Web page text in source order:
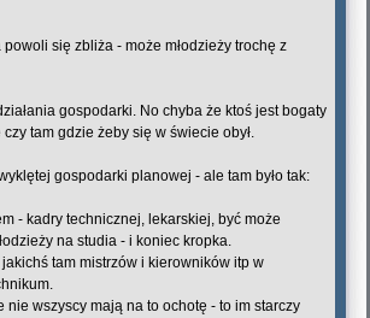
się zbliża - może młodzieży trochę z
gospodarki. No chyba że ktoś jest bogaty
tam gdzie żeby się w świecie obył.
gospodarki planowej - ale tam było tak:
- kadry technicznej, lekarskiej, być może
na studia - i koniec kropka.
tam mistrzów i kierowników itp w
wszyscy mają na to ochotę - to im starczy